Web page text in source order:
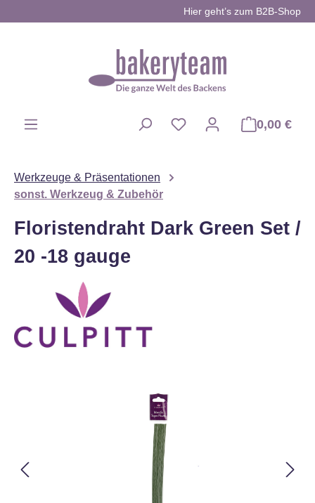
Hier geht’s zum B2B-Shop
0,00 €
Werkzeuge & Präsentationen
sonst. Werkzeug & Zubehör
Floristendraht Dark Green Set /
20 -18 gauge